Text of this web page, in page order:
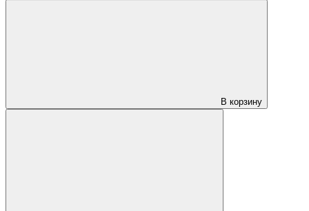
В корзину